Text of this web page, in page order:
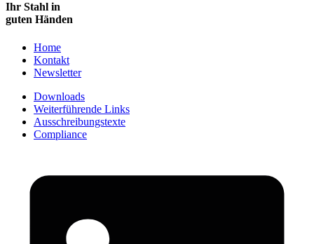
Ihr Stahl in
guten Händen
Home
Kontakt
Newsletter
Downloads
Weiterführende Links
Ausschreibungstexte
Compliance